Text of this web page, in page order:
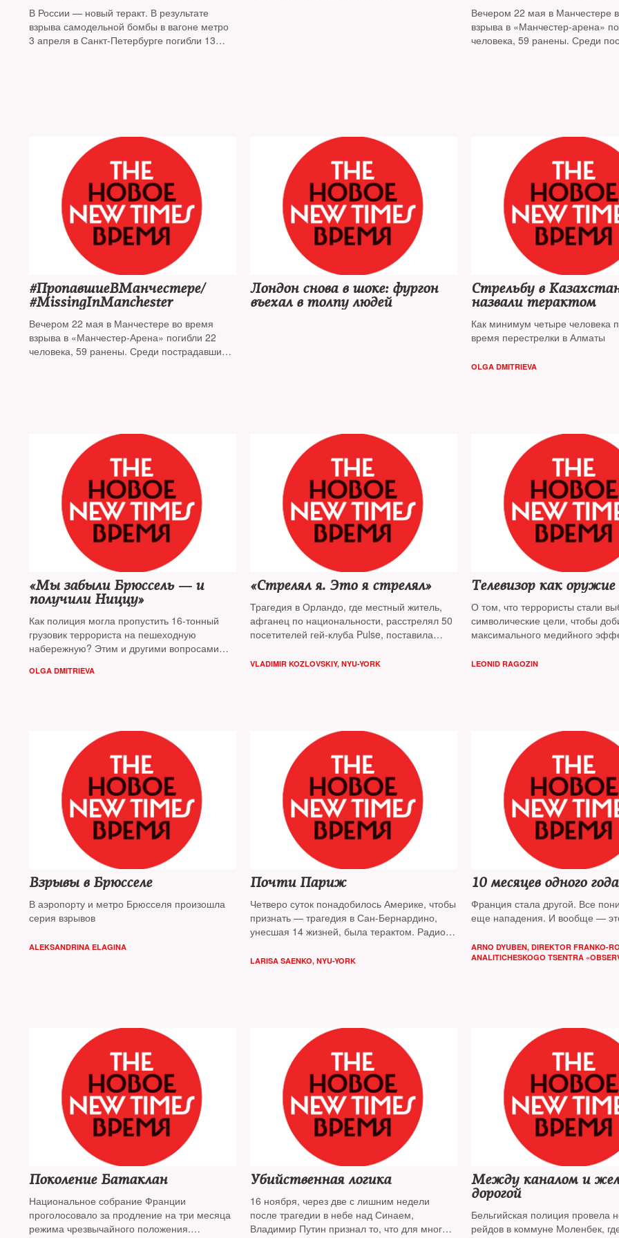
терроризмом (7-й отдел)
КГБ СССР, и бывший сотрудник
контрразведки Московского
В России — новый теракт. В результате
взрыва самодельной бомбы в вагоне метро
3 апреля в Санкт-Петербурге погибли 13
московских терактов 2010 года на станциях
«Лубянка» и «Парк культуры» — тогда 41
человек погиб, 88 получили ранения.
Как жители Санкт-Петербурга узнали о том,
что в подземке случилась трагедия, и какой
была реакция горожан на общую беду — о
событиях 3 апреля рассказывают очевидцы
Вечером 22 мая в Манчестере
взрыва в «Манчестер-арена»
человека, 59 ранены. Среди
#ПропавшиеВМанчестере/
#MissingInManchester
Вечером 22 мая в Манчестере во время
взрыва в «Манчестер-Арена» погибли 22
человека, 59 ранены. Среди пострадавших
Лондон снова в шоке: фургон
въехал в толпу людей
Стрельбу в
назвали терактом
Как минимум четыре человека
время перестрелки в Алматы
OLGA DMITRIEVA
«Мы забыли Брюссель — и
получили Ниццу»
Как полиция могла пропустить 16-тонный
грузовик террориста на пешеходную
набережную? Этим и другими вопросами
OLGA DMITRIEVA
«Стрелял я. Это я стрелял»
Трагедия в Орландо, где местный житель,
афганец по национальности, расстрелял 50
посетителей гей-клуба Pulse, поставила
преступлений в США. Эта бойня с каждым
VLADIMIR KOZLOVSKIY, NYU-YORK
Телевизор как оружие
О том, что террористы стали
символические цели, чтобы
максимального медийного
LEONID RAGOZIN
Взрывы в Брюсселе
В аэропорту и метро Брюсселя произошла
серия взрывов
ALEKSANDRINA ELAGINA
Почти Париж
Четверо суток понадобилось Америке, чтобы
признать — трагедия в Сан-Бернардино,
унесшая 14 жизней, была терактом. Радио
убитых террористов своими «мучениками»
LARISA SAENKO, NYU-YORK
10 месяцев одного года
Франция стала другой. Все
еще нападения. И вообще —
ARNO DYUBEN, DIREKTOR FRANKO-
ANALITICHESKOGO TSENTRA
Поколение Батаклан
Национальное собрание Франции
проголосовало за продление на три месяца
режима чрезвычайного положения.
Убийственная логика
16 ноября, через две с лишним недели
после трагедии в небе над Синаем,
Владимир Путин признал то, что для многих
Между каналом и
дорогой
Бельгийская полиция провела
рейдов в коммуне Моленбек,